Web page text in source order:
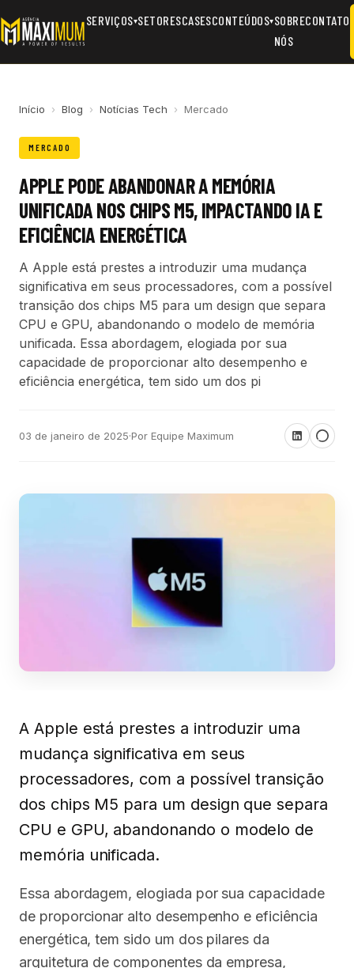
SERVIÇOS▾SETORESCASESCONTEÚDOS▾SOBRE
NÓS
CONTATO
Início › Blog › Notícias Tech › Mercado
MERCADO
APPLE PODE ABANDONAR A MEMÓRIA
UNIFICADA NOS CHIPS M5, IMPACTANDO IA E
EFICIÊNCIA ENERGÉTICA
A Apple está prestes a introduzir uma mudança
significativa em seus processadores, com a possível
transição dos chips M5 para um design que separa
CPU e GPU, abandonando o modelo de memória
unificada. Essa abordagem, elogiada por sua
capacidade de proporcionar alto desempenho e
eficiência energética, tem sido um dos pi
03 de janeiro de 2025·Por Equipe Maximum
A Apple está prestes a introduzir uma
mudança significativa em seus
processadores, com a possível transição
dos chips M5 para um design que separa
CPU e GPU, abandonando o modelo de
memória unificada.
Essa abordagem, elogiada por sua capacidade
de proporcionar alto desempenho e eficiência
energética, tem sido um dos pilares da
arquitetura de componentes da empresa,